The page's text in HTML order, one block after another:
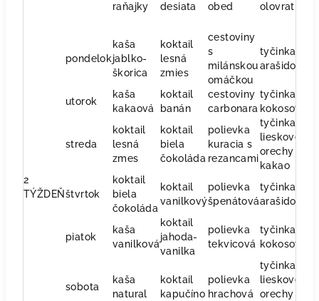
raňajky desiata obed olovrat
2
TÝŽDEŇ
pondelok
kaša
jablko-
škorica
koktail
lesná
zmies
cestoviny
s
milánskou
omáčkou
tyčinka
arašidova
utorok
kaša
kakaová
koktail
banán
cestoviny
carbonara
tyčinka
kokosová
streda
koktail
lesná
zmes
koktail
biela
čokoláda
polievka
kuracia s
rezancami
tyčinka
lieskove
orechy a
kakao
štvrtok
koktail
biela
čokoláda
koktail
vanilkový
polievka
špenátová
tyčinka
arašidová
piatok
kaša
vanilková
koktail
jahoda-
vanilka
polievka
tekvicová
tyčinka
kokosová
sobota
kaša
natural
koktail
kapučíno
polievka
hrachová
tyčinka
lieskove
orechy a